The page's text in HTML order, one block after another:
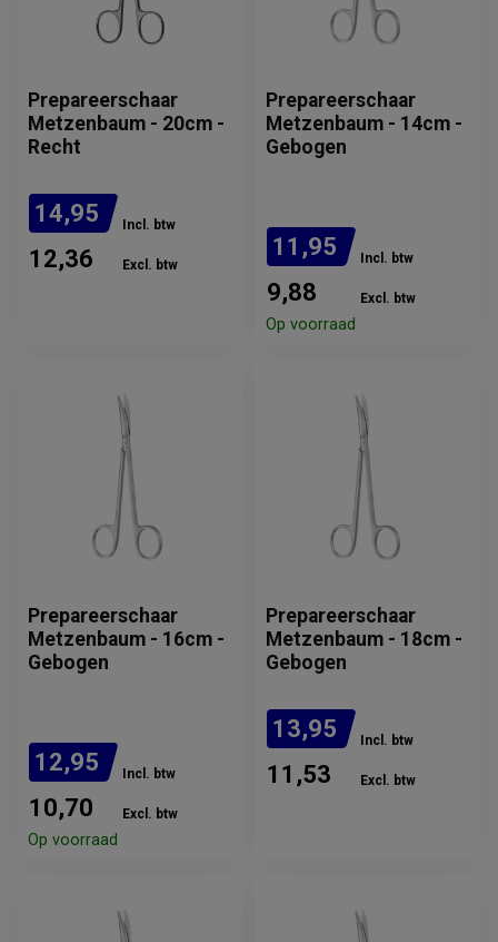
Prepareerschaar
Metzenbaum - 20cm -
Recht
14,95 Incl. btw
12,36 Excl. btw
Prepareerschaar
Metzenbaum - 14cm -
Gebogen
11,95 Incl. btw
9,88 Excl. btw
Op voorraad
Prepareerschaar
Metzenbaum - 16cm -
Gebogen
12,95 Incl. btw
10,70 Excl. btw
Op voorraad
Prepareerschaar
Metzenbaum - 18cm -
Gebogen
13,95 Incl. btw
11,53 Excl. btw